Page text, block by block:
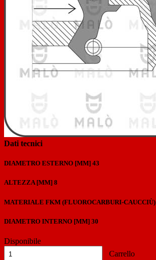
Previous
Next
Dati tecnici
DIAMETRO ESTERNO [MM] 43
ALTEZZA [MM] 8
MATERIALE FKM (FLUOROCARBURI-CAUCCIÙ)
DIAMETRO INTERNO [MM] 30
Disponibile
Carrello